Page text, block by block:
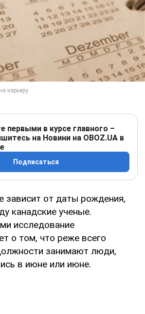
первыми в курсе главного –
на Новини на OBOZ.UA в
Подписаться
зависит от даты рождения,
канадские ученые.
исследование
о том, что реже всего
занимают люди,
в июне или июне.